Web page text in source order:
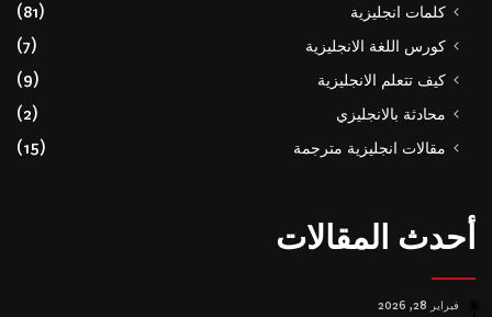
كلمات انجليزية
(81)
كورس اللغة الانجليزية
(7)
كيف تتعلم الانجليزية
(9)
محادثة بالانجليزي
(2)
مقالات انجليزية مترجمة
(15)
أحدث المقالات
فبراير 28, 2026